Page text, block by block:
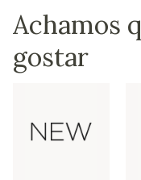
Achamos
gostar